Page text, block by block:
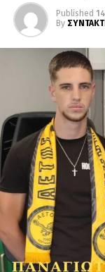
Published
By